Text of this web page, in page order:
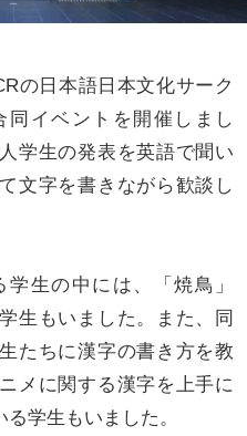
の日本語日本文化サーク
イベントを開催しまし
学生の発表を英語で聞い
文字を書きながら歓談し
生の中には、「焼鳥」
生もいました。また、同
たちに漢字の書き方を教
メに関する漢字を上手に
学生もいました。